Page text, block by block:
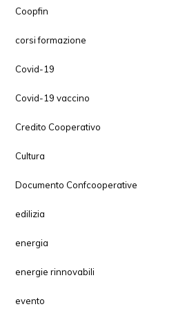
Coopfin
corsi formazione
Covid-19
Covid-19 vaccino
Credito Cooperativo
Cultura
Documento Confcooperative
edilizia
energia
energie rinnovabili
evento